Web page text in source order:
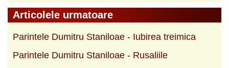
Articolele urmatoare
Parintele Dumitru Staniloae - Iubirea treimica
Parintele Dumitru Staniloae - Rusaliile